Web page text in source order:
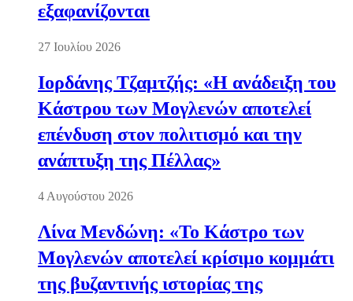
εξαφανίζονται
27 Ιουλίου 2026
Ιορδάνης Τζαμτζής: «Η ανάδειξη του
Κάστρου των Μογλενών αποτελεί
επένδυση στον πολιτισμό και την
ανάπτυξη της Πέλλας»
4 Αυγούστου 2026
Λίνα Μενδώνη: «Το Κάστρο των
Μογλενών αποτελεί κρίσιμο κομμάτι
της βυζαντινής ιστορίας της